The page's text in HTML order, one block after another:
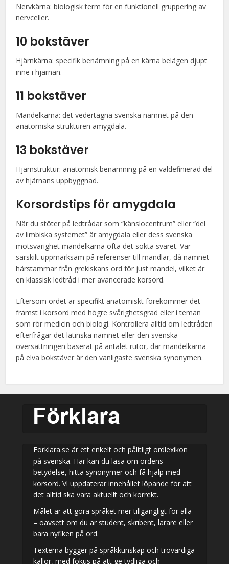
Nervkärna: biologisk term för en funktionell gruppering av
nervceller.
10 bokstäver
Hjärnkärna: specifik benämning på en kärna belägen djupt
inne i hjärnan.
11 bokstäver
Mandelkärna: det vedertagna svenska namnet på den
anatomiska strukturen amygdala.
13 bokstäver
Hjärnstruktur: anatomisk benämning på en väldefinierad del
av hjärnans uppbyggnad.
Korsordstips för amygdala
När du stöter på ledtrådar som “känslocentrum” eller “del
av limbiska systemet” är amygdala eller dess svenska
motsvarighet mandelkärna ofta det sökta svaret. Var
särskilt uppmärksam på referenser till mandlar, då namnet
härstammar från grekiskans ord för just mandel, vilket är
en klassisk ledtråd i mer avancerade korsord.
Eftersom ordet är specifikt anatomiskt förekommer det
främst i korsord med högre svårighetsgrad eller i teman
som rör medicin och biologi. Kontrollera alltid om ledtråden
efterfrågar det latinska namnet eller den svenska
översättningen baserat på antalet rutor, där mandelkärna
på elva bokstäver är den vanligaste svenska synonymen.
Forklara.se är ett enkelt och pålitligt ordlexikon
på svenska. Här kan du läsa om ordens
betydelse, hitta synonymer och få hjälp med
korsord. Vi uppdaterar innehållet löpande för att
det alltid ska vara aktuellt och korrekt.
Målet är att göra språket mer tillgängligt för alla
– oavsett om du är student, skribent, lärare eller
bara nyfiken på ord.
Texterna bygger på språkkunskap och trovärdiga
källor, med fokus på att ge tydliga och